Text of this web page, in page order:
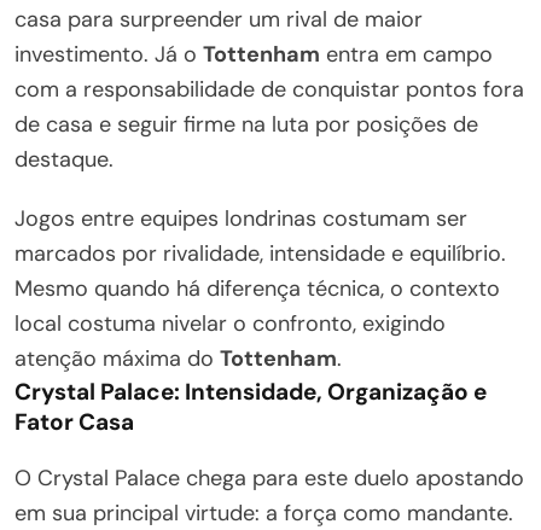
casa para surpreender um rival de maior
investimento. Já o Tottenham entra em campo
com a responsabilidade de conquistar pontos fora
de casa e seguir firme na luta por posições de
destaque.
Jogos entre equipes londrinas costumam ser
marcados por rivalidade, intensidade e equilíbrio.
Mesmo quando há diferença técnica, o contexto
local costuma nivelar o confronto, exigindo
atenção máxima do Tottenham.
Crystal Palace: Intensidade, Organização e
Fator Casa
O Crystal Palace chega para este duelo apostando
em sua principal virtude: a força como mandante.